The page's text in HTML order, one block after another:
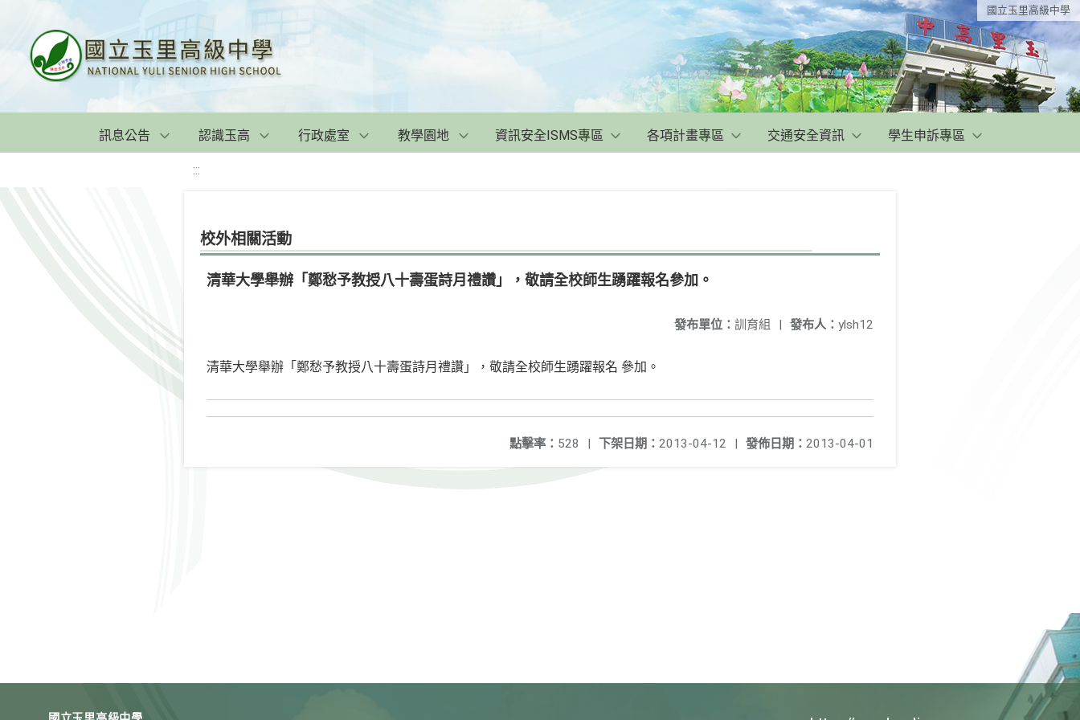
國立玉里高級中學
訊息公告 認識玉高 行政處室 教學園地 資訊安全ISMS專區 各項計畫專區 交通安全資訊 學生申訴專區
:::
校外相關活動
清華大學舉辦「鄭愁予教授八十壽蛋詩月禮讚」，敬請全校師生踴躍報名參加。
發布人： ylsh12
發布單位： 訓育組 |
清華大學舉辦「鄭愁予教授八十壽蛋詩月禮讚」，敬請全校師生踴躍報名 參加。
發佈日期： 2013-04-01
下架日期： 2013-04-12 |
點擊率： 528 |